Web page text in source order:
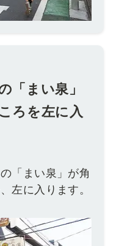
「まい泉」
ろを左に入
「まい泉」が角
左に入ります。